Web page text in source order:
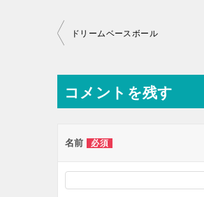
投
ナ
ビ
ー
ョ
ドリームベースボール
コメントを残す
名前 必須